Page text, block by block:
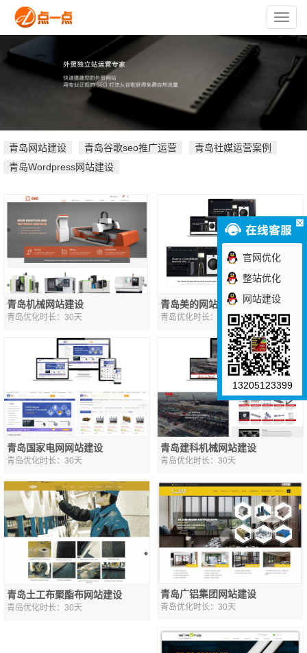
苏
州
点
一
络
技
术
司
青岛网站建设
青岛谷歌seo推广运营
青岛社媒运营案例
青岛Wordpress网站建设
青岛机械网站建设
青岛优化时长：30天
青岛美的网站建设
青岛优化时长：30天
青岛国家电网网站建设
青岛优化时长：30天
青岛建科机械网站建设
青岛优化时长：30天
青岛土工布聚酯布网站建设
青岛优化时长：30天
青岛广铝集团网站建设
青岛优化时长：30天
官网优化
整站优化
网站建设
13205123399